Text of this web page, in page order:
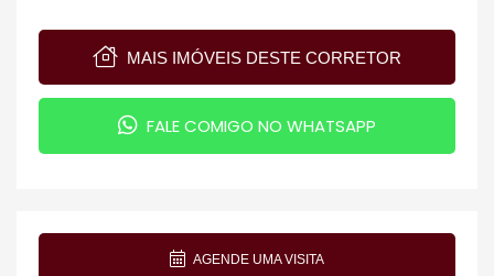
MAIS IMÓVEIS DESTE CORRETOR
FALE COMIGO NO WHATSAPP
AGENDE UMA VISITA